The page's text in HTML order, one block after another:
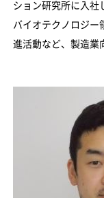
ション研究所に入社
バイオテクノロジー
進活動など、製造業